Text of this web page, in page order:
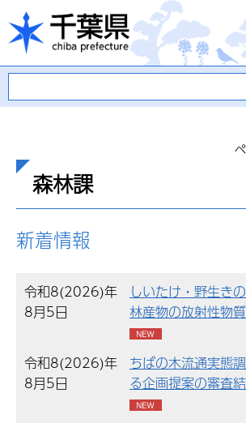
千葉県
森林課
新着情報
令和8(2026)年
8月5日
しいたけ・野生き
林産物の放射性物
令和8(2026)年
8月5日
ちばの木流通実態
る企画提案の審査